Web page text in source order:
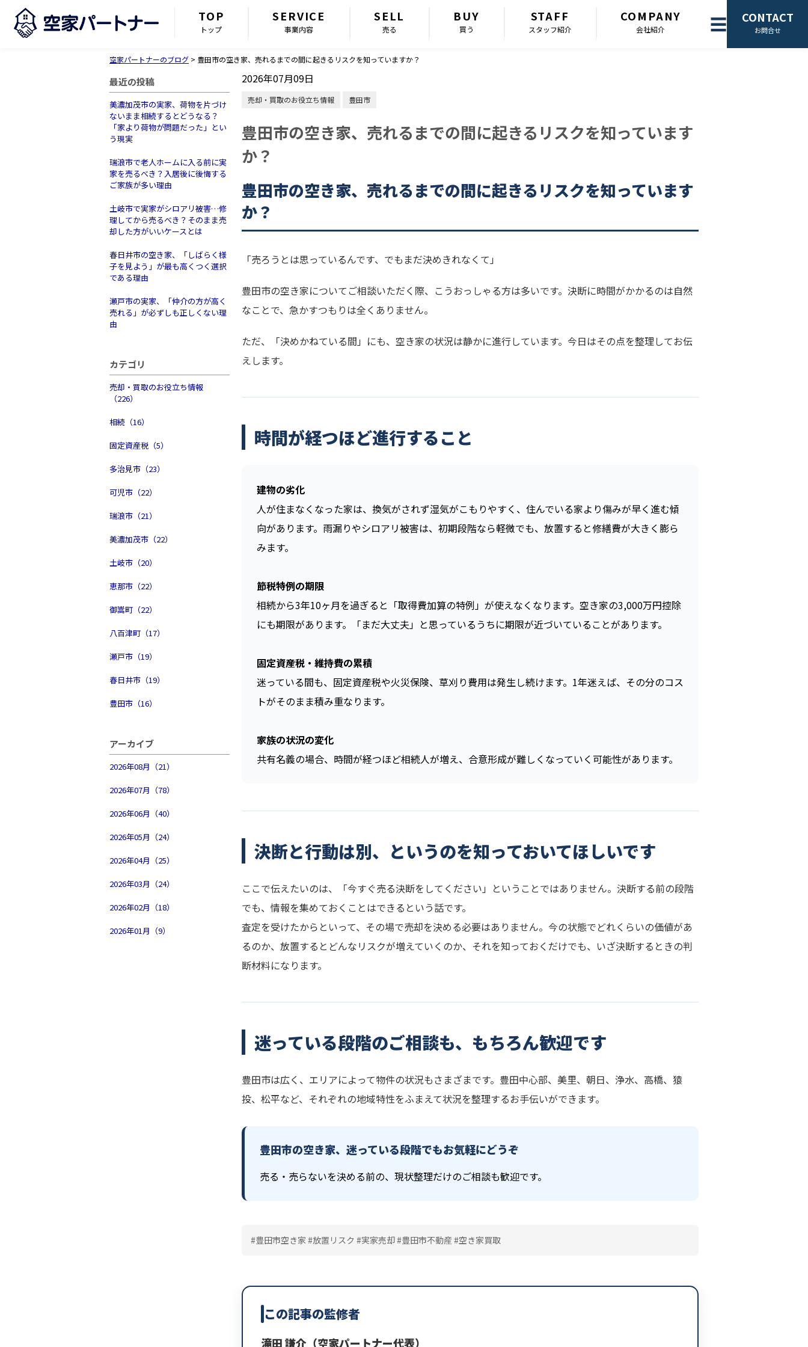
TOP
トップ
SERVICE
事業内容
SELL
売る
BUY
買う
STAFF
スタッフ紹介
COMPANY
会社紹介 ☰ CONTACT
お問合せ
空家パートナーのブログ > 豊田市の空き家、売れるまでの間に起きるリスクを知っていますか？
最近の投稿
美濃加茂市の実家、荷物を片づけ
ないまま相続するとどうなる？
「家より荷物が問題だった」とい
う現実
瑞浪市で老人ホームに入る前に実
家を売るべき？入居後に後悔する
ご家族が多い理由
土岐市で実家がシロアリ被害…修
理してから売るべき？そのまま売
却した方がいいケースとは
春日井市の空き家、「しばらく様
子を見よう」が最も高くつく選択
である理由
瀬戸市の実家、「仲介の方が高く
売れる」が必ずしも正しくない理
由
カテゴリ
売却・買取のお役立ち情報
（226）
相続（16）
固定資産税（5）
多治見市（23）
可児市（22）
瑞浪市（21）
美濃加茂市（22）
土岐市（20）
恵那市（22）
御嵩町（22）
八百津町（17）
瀬戸市（19）
春日井市（19）
豊田市（16）
アーカイブ
2026年08月（21）
2026年07月（78）
2026年06月（40）
2026年05月（24）
2026年04月（25）
2026年03月（24）
2026年02月（18）
2026年01月（9）
2026年07月09日
売却・買取のお役立ち情報 豊田市
豊田市の空き家、売れるまでの間に起きるリスクを知っています
か？
豊田市の空き家、売れるまでの間に起きるリスクを知っています
か？
「売ろうとは思っているんです、でもまだ決めきれなくて」
豊田市の空き家についてご相談いただく際、こうおっしゃる方は多いです。決断に時間がかかるのは自然
なことで、急かすつもりは全くありません。
ただ、「決めかねている間」にも、空き家の状況は静かに進行しています。今日はその点を整理してお伝
えします。
時間が経つほど進行すること
建物の劣化
人が住まなくなった家は、換気がされず湿気がこもりやすく、住んでいる家より傷みが早く進む傾
向があります。雨漏りやシロアリ被害は、初期段階なら軽微でも、放置すると修繕費が大きく膨ら
みます。
節税特例の期限
相続から3年10ヶ月を過ぎると「取得費加算の特例」が使えなくなります。空き家の3,000万円控除
にも期限があります。「まだ大丈夫」と思っているうちに期限が近づいていることがあります。
固定資産税・維持費の累積
迷っている間も、固定資産税や火災保険、草刈り費用は発生し続けます。1年迷えば、その分のコス
トがそのまま積み重なります。
家族の状況の変化
共有名義の場合、時間が経つほど相続人が増え、合意形成が難しくなっていく可能性があります。
決断と行動は別、というのを知っておいてほしいです
ここで伝えたいのは、「今すぐ売る決断をしてください」ということではありません。決断する前の段階
でも、情報を集めておくことはできるという話です。
査定を受けたからといって、その場で売却を決める必要はありません。今の状態でどれくらいの価値があ
るのか、放置するとどんなリスクが増えていくのか、それを知っておくだけでも、いざ決断するときの判
断材料になります。
迷っている段階のご相談も、もちろん歓迎です
豊田市は広く、エリアによって物件の状況もさまざまです。豊田中心部、美里、朝日、浄水、高橋、猿
投、松平など、それぞれの地域特性をふまえて状況を整理するお手伝いができます。
豊田市の空き家、迷っている段階でもお気軽にどうぞ
売る・売らないを決める前の、現状整理だけのご相談も歓迎です。
#豊田市空き家 #放置リスク #実家売却 #豊田市不動産 #空き家買取
この記事の監修者
滝田 謙介（空家パートナー代表）